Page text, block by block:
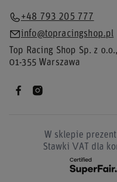
+48 793 205 777
info@topracingshop.pl
Top Racing Shop Sp. z o.o.,
01-355Warszawa
W sklepie
Stawki VAT dla